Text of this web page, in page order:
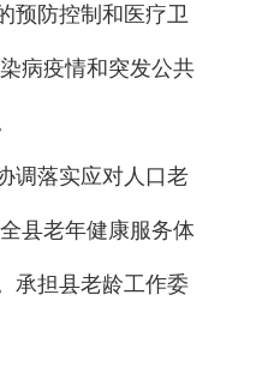
预防控制和医疗卫
病疫情和突发公共
调落实应对人口老
县老年健康服务体
承担县老龄工作委